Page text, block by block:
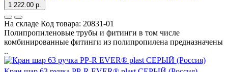
1 222.00 р.
На складе Код товара: 20831-01
Полипропиленовые трубы и фитинги в том числе
комбинированные фитинги из полипропилена предназначены
..